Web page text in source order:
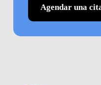
Agendar una